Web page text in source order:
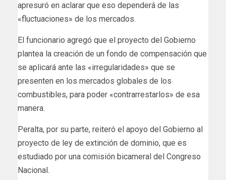
apresuró en aclarar que eso dependerá de las
«fluctuaciones» de los mercados.
El funcionario agregó que el proyecto del Gobierno
plantea la creación de un fondo de compensación que
se aplicará ante las «irregularidades» que se
presenten en los mercados globales de los
combustibles, para poder «contrarrestarlos» de esa
manera.
Peralta, por su parte, reiteró el apoyo del Gobierno al
proyecto de ley de extinción de dominio, que es
estudiado por una comisión bicameral del Congreso
Nacional.